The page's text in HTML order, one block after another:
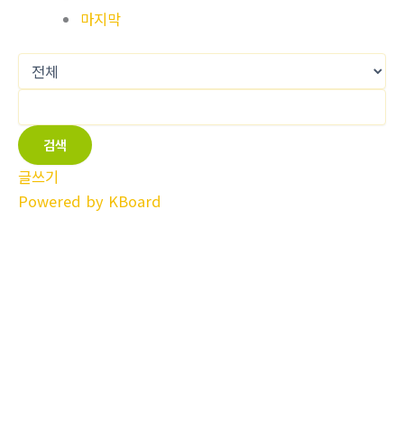
마지막
검색
글쓰기
Powered by KBoard